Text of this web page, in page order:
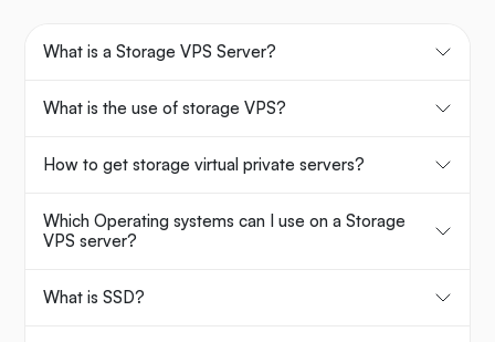
What is a Storage VPS Server?
What is the use of storage VPS?
How to get storage virtual private servers?
Which Operating systems can I use on a Storage
VPS server?
What is SSD?